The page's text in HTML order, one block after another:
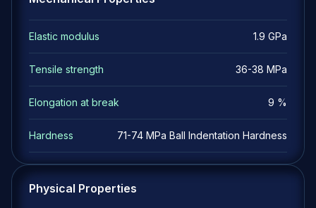
Elastic modulus 1.9 GPa
Tensile strength 36-38 MPa
Elongation at break 9 %
Hardness 71-74 MPa Ball Indentation Hardness
Physical Properties